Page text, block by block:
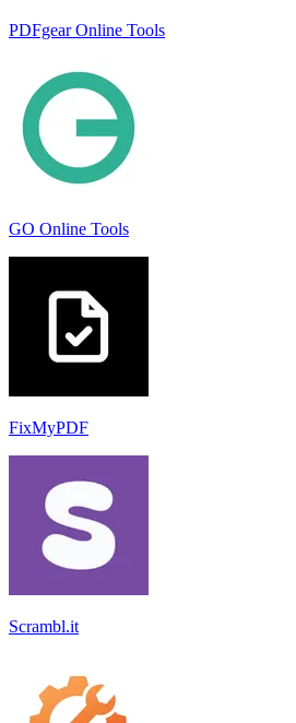
PDFgear Online Tools
GO Online Tools
FixMyPDF
Scrambl.it